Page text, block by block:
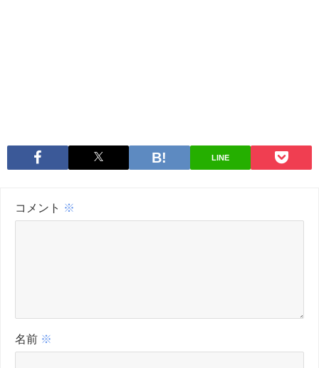
LINE
コメント ※
名前 ※